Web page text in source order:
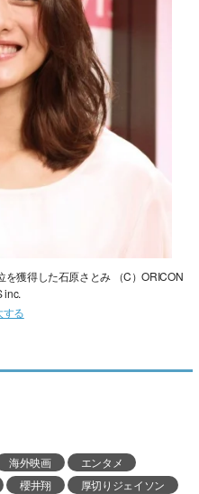
を獲得した石原さとみ （C）ORICON
inc.
する
海外映画
エンタメ
櫻井翔
厚切りジェイソン